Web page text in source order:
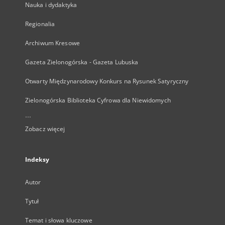
Nauka i dydaktyka
Regionalia
Archiwum Kresowe
Gazeta Zielonogórska - Gazeta Lubuska
Otwarty Międzynarodowy Konkurs na Rysunek Satyryczny
Zielonogórska Biblioteka Cyfrowa dla Niewidomych
...
Zobacz więcej
Indeksy
Autor
Tytuł
Temat i słowa kluczowe